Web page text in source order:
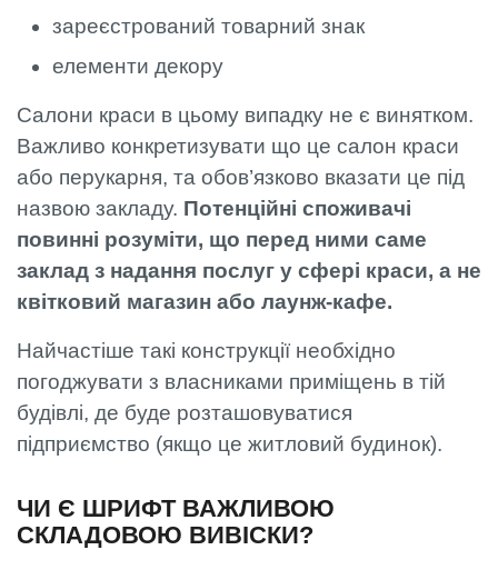
зареєстрований товарний знак
елементи декору
Салони краси в цьому випадку не є винятком.
Важливо конкретизувати що це салон краси
або перукарня, та обов’язково вказати це під
назвою закладу. Потенційні споживачі
повинні розуміти, що перед ними саме
заклад з надання послуг у сфері краси, а не
квітковий магазин або лаунж-кафе.
Найчастіше такі конструкції необхідно
погоджувати з власниками приміщень в тій
будівлі, де буде розташовуватися
підприємство (якщо це житловий будинок).
ЧИ Є ШРИФТ ВАЖЛИВОЮ
СКЛАДОВОЮ ВИВІСКИ?